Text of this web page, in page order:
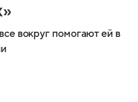
вокруг помогают ей в